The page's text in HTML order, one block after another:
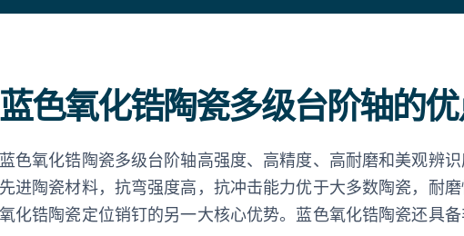
蓝色氧化锆陶瓷多级台阶轴的
蓝色氧化锆陶瓷多级台阶轴高强度、高精度、高耐磨和美观辨
先进陶瓷材料，抗弯强度高，抗冲击能力优于大多数陶瓷，耐
氧化锆陶瓷定位销钉的另一大核心优势。蓝色氧化锆陶瓷还具